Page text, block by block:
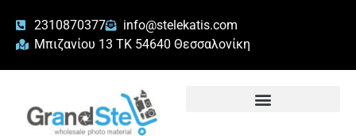
2310870377
info@stelekatis.com
Μπιζανίου 13 ΤΚ 54640 Θεσσαλονίκη